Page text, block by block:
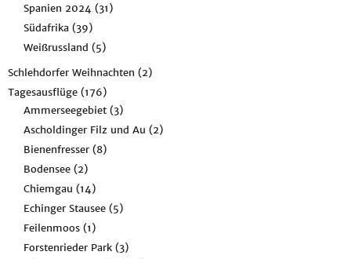
Spanien 2024 (31)
Südafrika (39)
Weißrussland (5)
Schlehdorfer Weihnachten (2)
Tagesausflüge (176)
Ammerseegebiet (3)
Ascholdinger Filz und Au (2)
Bienenfresser (8)
Bodensee (2)
Chiemgau (14)
Echinger Stausee (5)
Feilenmoos (1)
Forstenrieder Park (3)